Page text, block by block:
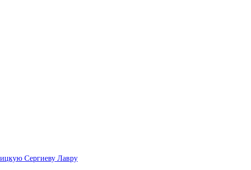
Сергиеву Лавру